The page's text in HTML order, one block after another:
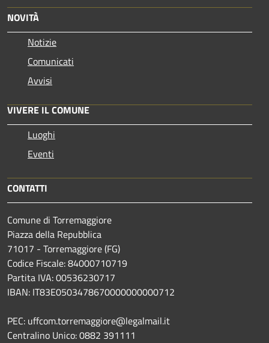
NOVITÀ
Notizie
Comunicati
Avvisi
VIVERE IL COMUNE
Luoghi
Eventi
CONTATTI
Comune di Torremaggiore
Piazza della Repubblica
71017 - Torremaggiore (FG)
Codice Fiscale: 84000710719
Partita IVA: 00536230717
IBAN: IT83E0503478670000000000712
PEC: uffcom.torremaggiore@legalmail.it
Centralino Unico: 0882 391111